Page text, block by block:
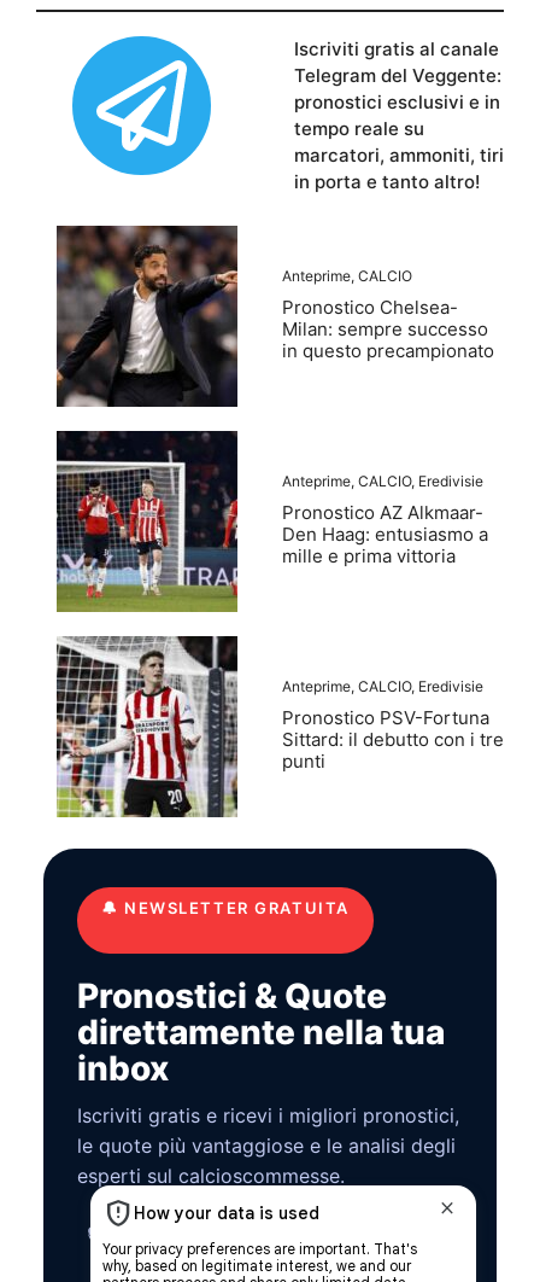
Iscriviti gratis al canale
Telegram del Veggente:
pronostici esclusivi e in
tempo reale su
marcatori, ammoniti, tiri
in porta e tanto altro!
Anteprime, CALCIO
Pronostico Chelsea-
Milan: sempre successo
in questo precampionato
Anteprime, CALCIO, Eredivisie
Pronostico AZ Alkmaar-
Den Haag: entusiasmo a
mille e prima vittoria
Anteprime, CALCIO, Eredivisie
Pronostico PSV-Fortuna
Sittard: il debutto con i tre
punti
🔔 NEWSLETTER GRATUITA
Pronostici & Quote
direttamente nella tua
inbox
Iscriviti gratis e ricevi i migliori pronostici,
le quote più vantaggiose e le analisi degli
esperti sul calcioscommesse.
🔒 Zero spam. Disiscrizione in qualsiasi momento.
Privacy Policy